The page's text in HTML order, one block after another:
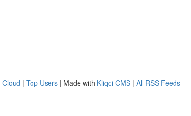
Cloud | Top Users | Made with Kliqqi CMS | All RSS Feeds